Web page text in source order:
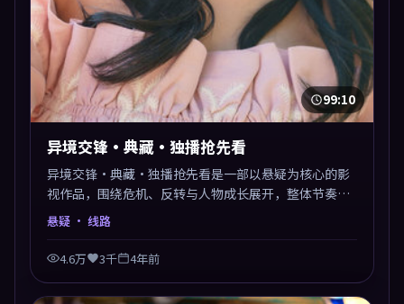
99:10
异境交锋·典藏·独播抢先看
异境交锋·典藏·独播抢先看是一部以悬疑为核心的影
视作品，围绕危机、反转与人物成长展开，整体节奏紧
凑，值得推荐观看。
悬疑 · 线路
4.6万 3千 4年前